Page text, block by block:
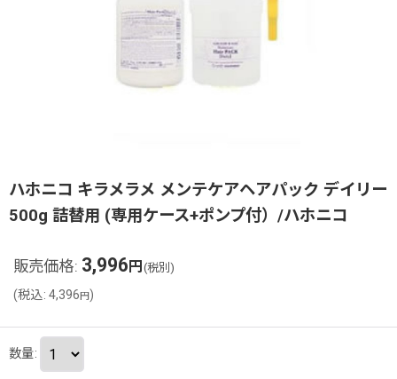
ハホニコ キラメラメ メンテケアヘアパック デイリー
500g 詰替用 (専用ケース+ポンプ付）/ハホニコ
販売価格: 3,996 円 (税別)
(税込: 4,396円)
数量: